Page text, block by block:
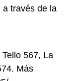
a través de la
567, La
Más